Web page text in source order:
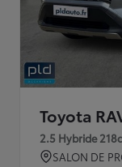
Toyota
2.5 Hybride
SALON DE